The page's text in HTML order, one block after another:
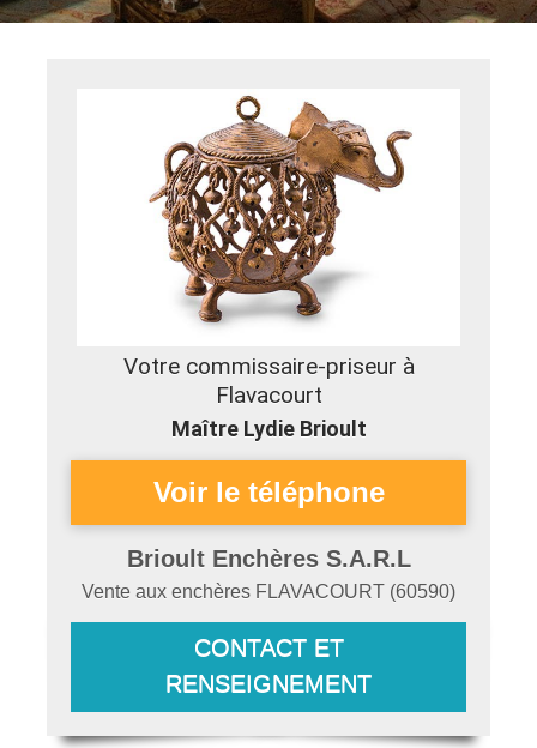
Votre commissaire-priseur à
Flavacourt
Maître Lydie Brioult
Brioult Enchères S.A.R.L
Vente aux enchères FLAVACOURT (60590)
CONTACT ET
RENSEIGNEMENT